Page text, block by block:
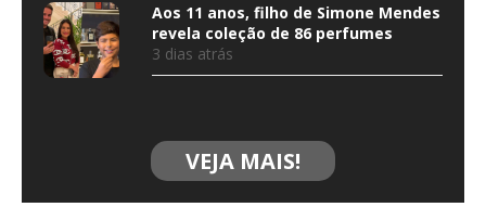
Aos 11 anos, filho de Simone Mendes
revela coleção de 86 perfumes
3 dias atrás
VEJA MAIS!